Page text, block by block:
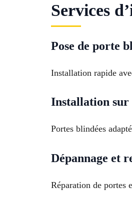
Services
Pose de porte
Installation rapide
Installation sur
Portes blindées
Dépannage et
Réparation de portes